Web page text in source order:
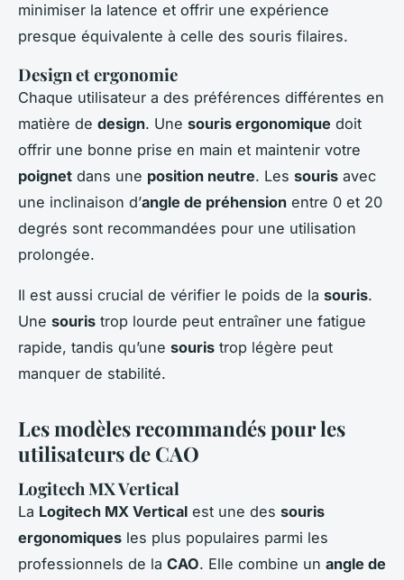
minimiser la latence et offrir une expérience
presque équivalente à celle des souris filaires.
Design et ergonomie
Chaque utilisateur a des préférences différentes en
matière de design. Une souris ergonomique doit
offrir une bonne prise en main et maintenir votre
poignet dans une position neutre. Les souris avec
une inclinaison d’angle de préhension entre 0 et 20
degrés sont recommandées pour une utilisation
prolongée.
Il est aussi crucial de vérifier le poids de la souris.
Une souris trop lourde peut entraîner une fatigue
rapide, tandis qu’une souris trop légère peut
manquer de stabilité.
Les modèles recommandés pour les
utilisateurs de CAO
Logitech MX Vertical
La Logitech MX Vertical est une des souris
ergonomiques les plus populaires parmi les
professionnels de la CAO. Elle combine un angle de